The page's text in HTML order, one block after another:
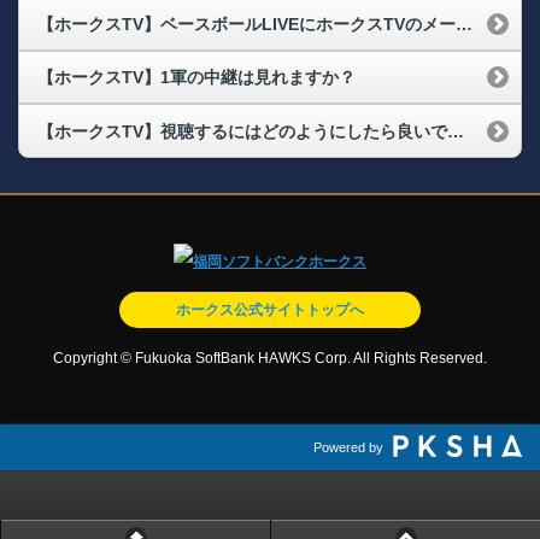
【ホークスTV】ベースボールLIVEにホークスTVのメールアドレス・パスワードでログインできない
【ホークスTV】1軍の中継は見れますか？
【ホークスTV】視聴するにはどのようにしたら良いですか？
ホークス公式サイトトップへ
Copyright © Fukuoka SoftBank HAWKS Corp. All Rights Reserved.
Powered by